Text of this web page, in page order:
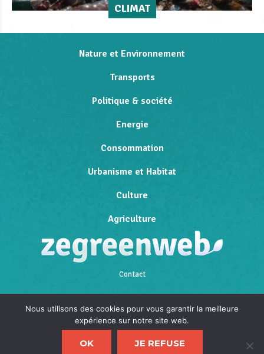
CLIMAT
Nature et Environnement
Transports
Politique & société
Energie
Consommation
Urbanisme et Habitat
Culture
Agriculture
Contact
Mentions légales
Politique de confidentialité
Nous utilisons des cookies pour vous garantir la meilleure
expérience sur notre site web.
OK JE REFUSE